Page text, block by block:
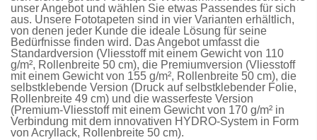
unser Angebot und wählen Sie etwas Passendes für sich
aus. Unsere Fototapeten sind in vier Varianten erhältlich,
von denen jeder Kunde die ideale Lösung für seine
Bedürfnisse finden wird. Das Angebot umfasst die
Standardversion (Vliesstoff mit einem Gewicht von 110
g/m², Rollenbreite 50 cm), die Premiumversion (Vliesstoff
mit einem Gewicht von 155 g/m², Rollenbreite 50 cm), die
selbstklebende Version (Druck auf selbstklebender Folie,
Rollenbreite 49 cm) und die wasserfeste Version
(Premium-Vliesstoff mit einem Gewicht von 170 g/m² in
Verbindung mit dem innovativen HYDRO-System in Form
von Acryllack, Rollenbreite 50 cm).